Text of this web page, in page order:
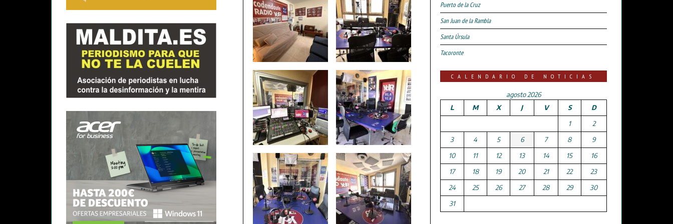
Puerto de la Cruz
San Juan de la Rambla
Santa Úrsula
Tacoronte
CALENDARIO DE NOTICIAS
agosto 2026
L
M X J V S
D
1
2
3
4 5 6 7 8
9
10
11 12 13 14 15
16
17
18 19 20 21 22
23
24
25 26 27 28 29
30
31